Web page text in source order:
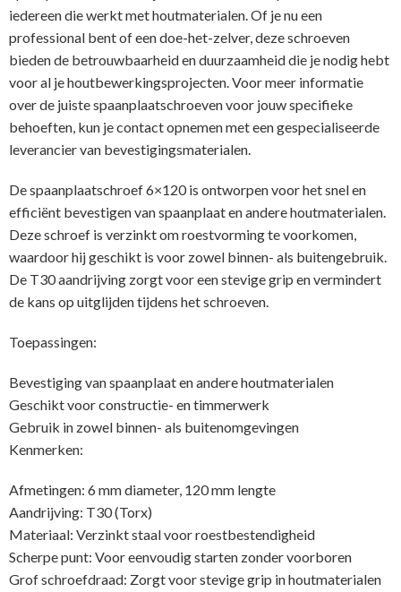
iedereen die werkt met houtmaterialen. Of je nu een
professional bent of een doe-het-zelver, deze schroeven
bieden de betrouwbaarheid en duurzaamheid die je nodig hebt
voor al je houtbewerkingsprojecten. Voor meer informatie
over de juiste spaanplaatschroeven voor jouw specifieke
behoeften, kun je contact opnemen met een gespecialiseerde
leverancier van bevestigingsmaterialen.
De spaanplaatschroef 6×120 is ontworpen voor het snel en
efficiënt bevestigen van spaanplaat en andere houtmaterialen.
Deze schroef is verzinkt om roestvorming te voorkomen,
waardoor hij geschikt is voor zowel binnen- als buitengebruik.
De T30 aandrijving zorgt voor een stevige grip en vermindert
de kans op uitglijden tijdens het schroeven.
Toepassingen:
Bevestiging van spaanplaat en andere houtmaterialen
Geschikt voor constructie- en timmerwerk
Gebruik in zowel binnen- als buitenomgevingen
Kenmerken:
Afmetingen: 6 mm diameter, 120 mm lengte
Aandrijving: T30 (Torx)
Materiaal: Verzinkt staal voor roestbestendigheid
Scherpe punt: Voor eenvoudig starten zonder voorboren
Grof schroefdraad: Zorgt voor stevige grip in houtmaterialen